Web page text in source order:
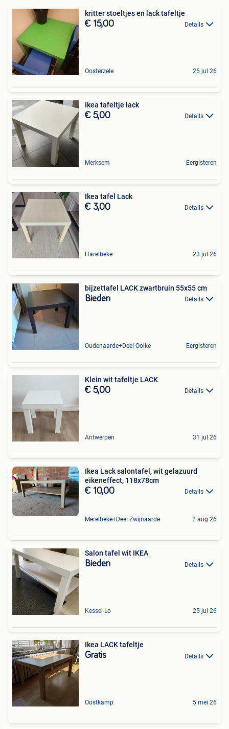
kritter stoeltjes en lack tafeltje
€ 15,00 Details
Oosterzele 25 jul 26
Ikea tafeltje lack
€ 5,00 Details
Merksem Eergisteren
Ikea tafel Lack
€ 3,00 Details
Harelbeke 23 jul 26
bijzettafel LACK zwartbruin 55x55 cm
Bieden Details
Oudenaarde+Deel Ooike Eergisteren
Klein wit tafeltje LACK
€ 5,00 Details
Antwerpen 31 jul 26
Ikea Lack salontafel, wit gelazuurd
eikeneffect, 118x78cm
€ 10,00 Details
Merelbeke+Deel Zwijnaarde 2 aug 26
Salon tafel wit IKEA
Bieden Details
Kessel-Lo 25 jul 26
Ikea LACK tafeltje
Gratis Details
Oostkamp 5 mei 26